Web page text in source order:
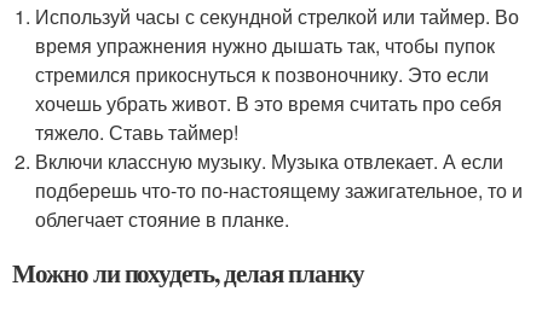
Используй часы с секундной стрелкой или таймер. Во
время упражнения нужно дышать так, чтобы пупок
стремился прикоснуться к позвоночнику. Это если
хочешь убрать живот. В это время считать про себя
тяжело. Ставь таймер!
Включи классную музыку. Музыка отвлекает. А если
подберешь что-то по-настоящему зажигательное, то и
облегчает стояние в планке.
Можно ли похудеть, делая планку